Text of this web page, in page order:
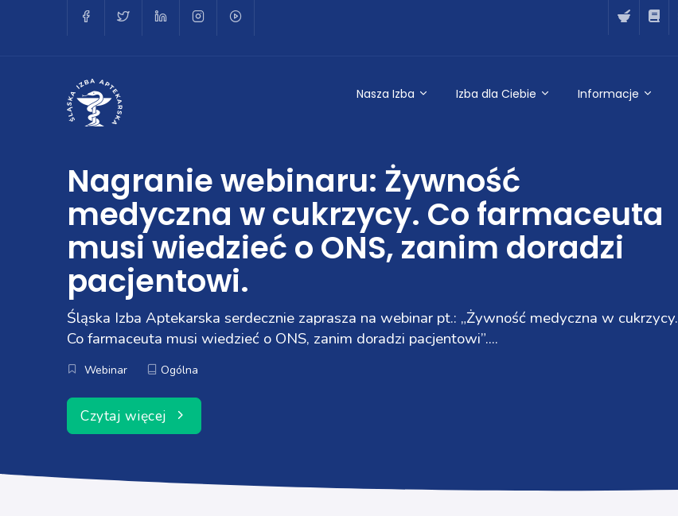
Nasza Izba Izba dla Ciebie Informacje
Nagranie webinaru: Żywność
medyczna w cukrzycy. Co farmaceuta
musi wiedzieć o ONS, zanim doradzi
pacjentowi.
Śląska Izba Aptekarska serdecznie zaprasza na webinar pt.: „Żywność medyczna w cukrzycy.
Co farmaceuta musi wiedzieć o ONS, zanim doradzi pacjentowi”....
Webinar Ogólna
Czytaj więcej